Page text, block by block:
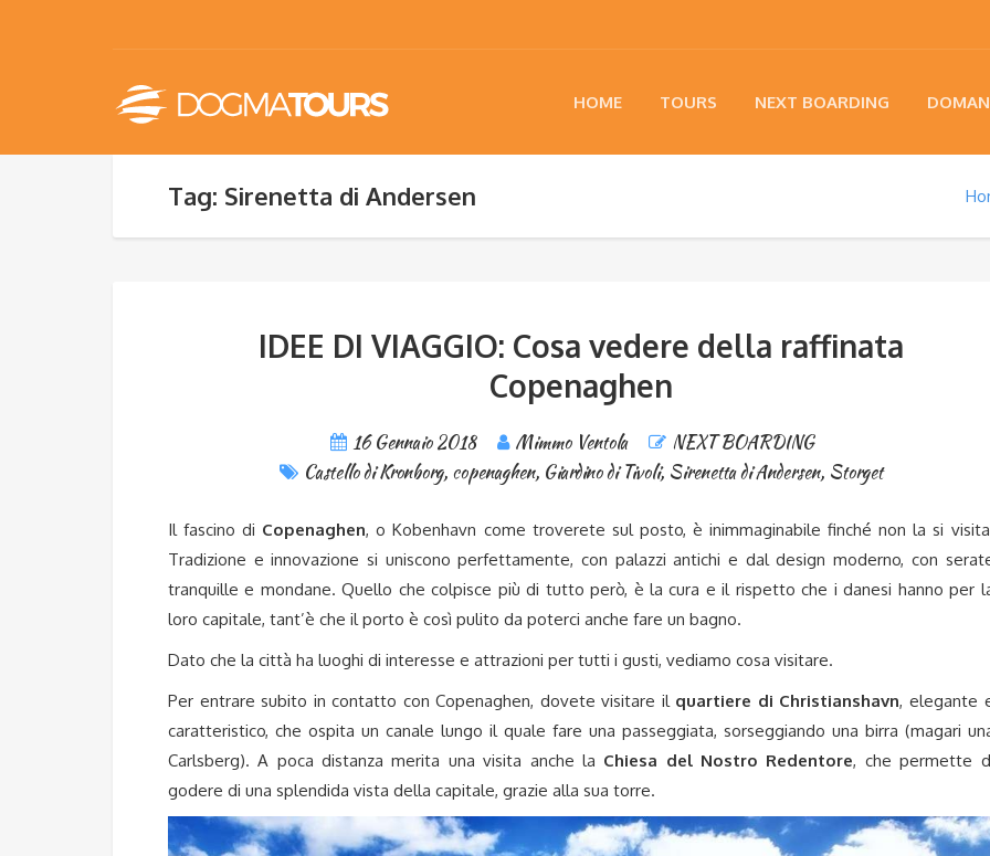
HOME TOURS NEXT BOARDING
Tag: Sirenetta di Andersen
IDEE DI VIAGGIO: Cosa vedere della raffinata
Copenaghen
16 Gennaio 2018 Mimmo Ventola
NEXT BOARDING
Castello di Kronborg, copenaghen, Giardino di Tivoli, Sirenetta di Andersen, Storget
Il fascino di Copenaghen, o Kobenhavn come troverete sul posto, è inimmaginabile finché non la si
Tradizione e innovazione si uniscono perfettamente, con palazzi antichi e dal design moderno, con
tranquille e mondane. Quello che colpisce più di tutto però, è la cura e il rispetto che i danesi hanno per
loro capitale, tant’è che il porto è così pulito da poterci anche fare un bagno.
Dato che la città ha luoghi di interesse e attrazioni per tutti i gusti, vediamo cosa visitare.
Per entrare subito in contatto con Copenaghen, dovete visitare il quartiere di Christianshavn, elegante
caratteristico, che ospita un canale lungo il quale fare una passeggiata, sorseggiando una birra (magari
Carlsberg). A poca distanza merita una visita anche la Chiesa del Nostro Redentore, che permette
godere di una splendida vista della capitale, grazie alla sua torre.